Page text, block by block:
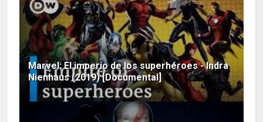
Marvel: El imperio de los superhéroes - Indra
Nienhaus (2019) [Documental]